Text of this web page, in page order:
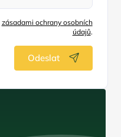
zásadami ochrany osobních
údajů.
Odeslat